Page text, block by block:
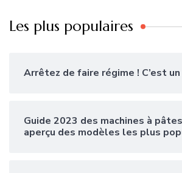
Les plus populaires
Arrêtez de faire régime ! C’est
Guide 2023 des machines à
aperçu des modèles les plus